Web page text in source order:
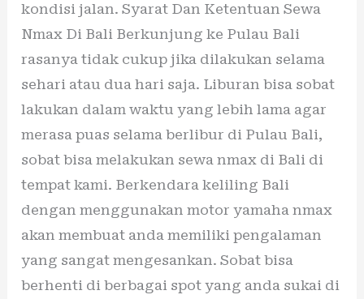
kondisi jalan. Syarat Dan Ketentuan Sewa
Nmax Di Bali Berkunjung ke Pulau Bali
rasanya tidak cukup jika dilakukan selama
sehari atau dua hari saja. Liburan bisa sobat
lakukan dalam waktu yang lebih lama agar
merasa puas selama berlibur di Pulau Bali,
sobat bisa melakukan sewa nmax di Bali di
tempat kami. Berkendara keliling Bali
dengan menggunakan motor yamaha nmax
akan membuat anda memiliki pengalaman
yang sangat mengesankan. Sobat bisa
berhenti di berbagai spot yang anda sukai di